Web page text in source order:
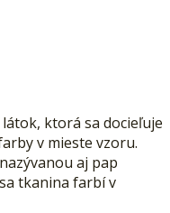
ktorá sa docieľuje
v mieste vzoru.
aj pap
tkanina farbí v